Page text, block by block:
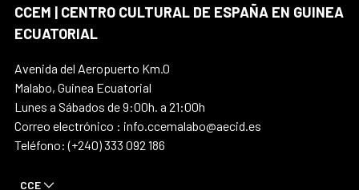
CCEM | CENTRO CULTURAL DE ESPAÑA EN GUINEA
ECUATORIAL
Avenida del Aeropuerto Km.0
Malabo, Guinea Ecuatorial
Lunes a Sábados de 9:00h. a 21:00h
Correo electrónico : info.ccemalabo@aecid.es
Teléfono: (+240) 333 092 186
CCE